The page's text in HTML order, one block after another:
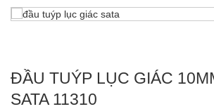
ĐẦU TUÝP LỤC GIÁC
SATA 11310